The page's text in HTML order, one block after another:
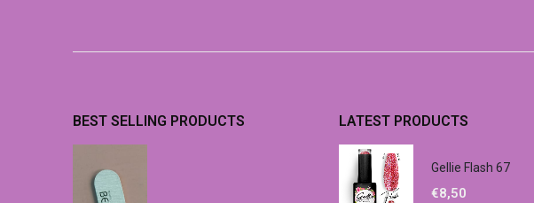
BEST SELLING PRODUCTS LATEST PRODUCTS
Gellie Flash 67
€8,50